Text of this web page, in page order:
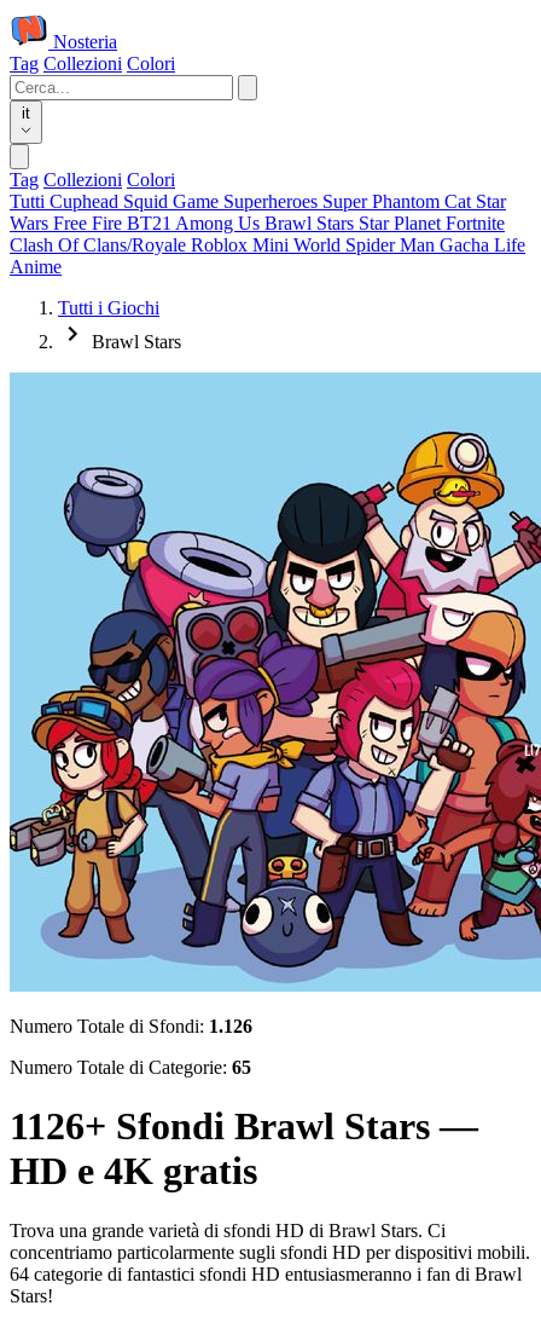
Nosteria
Tag Collezioni Colori
it
Tag Collezioni Colori
Tutti Cuphead Squid Game Superheroes Super Phantom Cat Star
Wars Free Fire BT21 Among Us Brawl Stars Star Planet Fortnite
Clash Of Clans/Royale Roblox Mini World Spider Man Gacha Life
Anime
Tutti i Giochi
Brawl Stars
Numero Totale di Sfondi: 1.126
Numero Totale di Categorie: 65
1126+ Sfondi Brawl Stars —
HD e 4K gratis
Trova una grande varietà di sfondi HD di Brawl Stars. Ci
concentriamo particolarmente sugli sfondi HD per dispositivi mobili.
64 categorie di fantastici sfondi HD entusiasmeranno i fan di Brawl
Stars!